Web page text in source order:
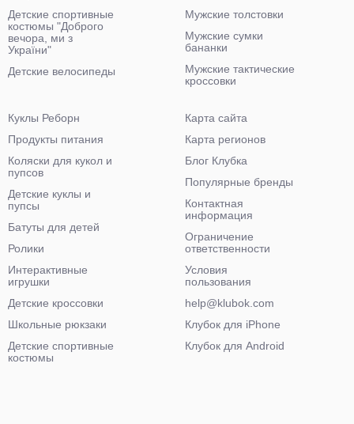
Детские спортивные
костюмы "Доброго
вечора, ми з
України"
Детские велосипеды
Мужские толстовки
Мужские сумки
бананки
Мужские тактические
кроссовки
Куклы Реборн
Продукты питания
Коляски для кукол и
пупсов
Детские куклы и
пупсы
Батуты для детей
Ролики
Интерактивные
игрушки
Детские кроссовки
Школьные рюкзаки
Детские спортивные
костюмы
Карта сайта
Карта регионов
Блог Клубка
Популярные бренды
Контактная
информация
Ограничение
ответственности
Условия
пользования
help@klubok.com
Клубок для iPhone
Клубок для Android